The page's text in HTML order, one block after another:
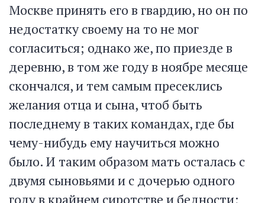
Москве принять его в гвардию, но он по
недостатку своему на то не мог
согласиться; однако же, по приезде в
деревню, в том же году в ноябре месяце
скончался, и тем самым пресеклись
желания отца и сына, чтоб быть
последнему в таких командах, где бы
чему-нибудь ему научиться можно
было. И таким образом мать осталась с
двумя сыновьями и с дочерью одного
году в крайнем сиротстве и бедности;